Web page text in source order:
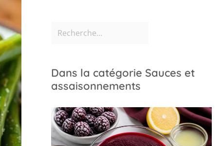
Dans la catégorie Sauces et
assaisonnements